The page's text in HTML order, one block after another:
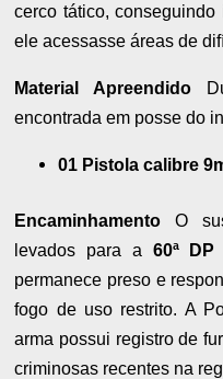
cerco tático,
ele acessasse áreas de
Material Apreendido
encontrada em posse do
01 Pistola calibre
Encaminhamento O
levados para a 60ª DP
permanece preso e
fogo de uso restrito. A
arma possui registro de
criminosas recentes na